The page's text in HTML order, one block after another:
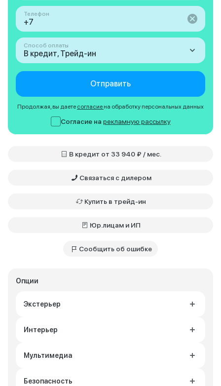
Опции
Экстерьер
Интерьер
Мультимедиа
Безопасность
Телефон
Способ оплаты
В кредит, Трейд-ин
Отправить
Продолжая, вы даете согласие на обработку персональных данных
Согласие на рекламную рассылку
В кредит от 33 940 ₽ / мес.
Связаться с дилером
Купить в трейд-ин
Юр.лицам и ИП
Сообщить об ошибке